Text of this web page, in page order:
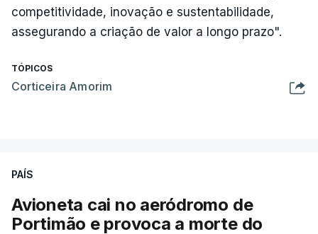
competitividade, inovação e sustentabilidade,
assegurando a criação de valor a longo prazo".
TÓPICOS
Corticeira Amorim
PAÍS
Avioneta cai no aeródromo de
Portimão e provoca a morte do